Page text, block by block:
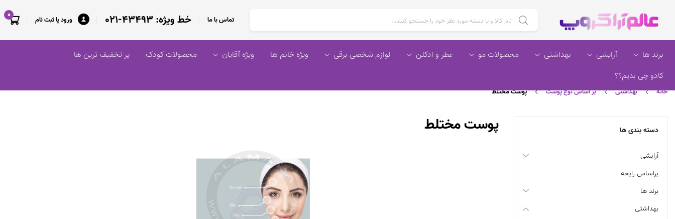
جستجو برای : تماس با ما خط ویژه: 43493-021 ورود یا ثبت نام 0
برند ها آرایشی بهداشتی محصولات مو عطر و ادکلن لوازم شخصی برقی ویژه خانم ها ویژه آقایان محصولات کودک
پر تخفیف ترین ها
کادو چی بدیم؟؟
خانه بهداشتی بر اساس نوع پوست پوست مختلط
پوست مختلط دسته بندی ها
آرایشی
براساس رایحه
برند ها
بهداشتی